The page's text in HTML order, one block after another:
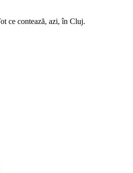
ce contează, azi, în Cluj.